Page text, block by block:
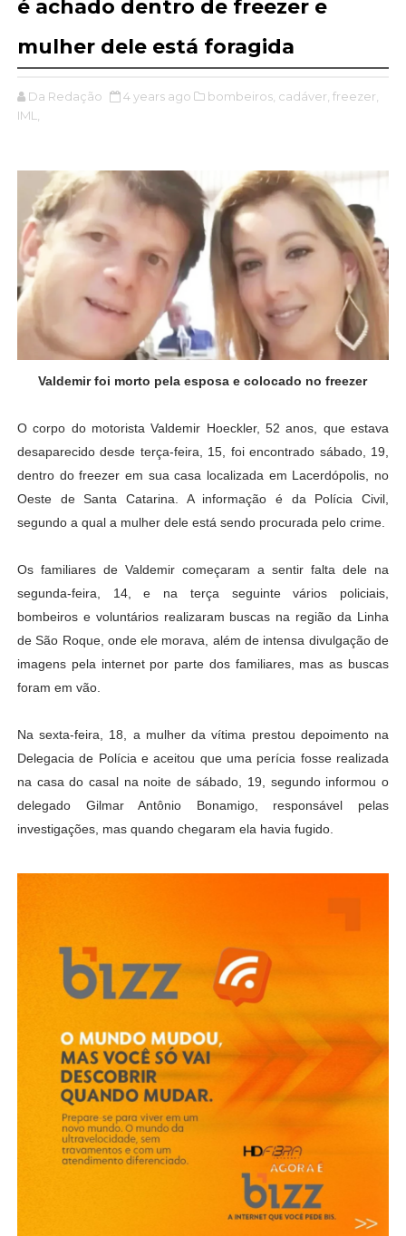
é achado dentro de freezer e
mulher dele está foragida
Da Redação 4 years ago bombeiros, cadáver, freezer,
IML,
Valdemir foi morto pela esposa e colocado no freezer
O corpo do motorista Valdemir Hoeckler, 52 anos, que estava
desaparecido desde terça-feira, 15, foi encontrado sábado, 19,
dentro do freezer em sua casa localizada em Lacerdópolis, no
Oeste de Santa Catarina. A informação é da Polícia Civil,
segundo a qual a mulher dele está sendo procurada pelo crime.
Os familiares de Valdemir começaram a sentir falta dele na
segunda-feira, 14, e na terça seguinte vários policiais,
bombeiros e voluntários realizaram buscas na região da Linha
de São Roque, onde ele morava, além de intensa divulgação de
imagens pela internet por parte dos familiares, mas as buscas
foram em vão.
Na sexta-feira, 18, a mulher da vítima prestou depoimento na
Delegacia de Polícia e aceitou que uma perícia fosse realizada
na casa do casal na noite de sábado, 19, segundo informou o
delegado Gilmar Antônio Bonamigo, responsável pelas
investigações, mas quando chegaram ela havia fugido.